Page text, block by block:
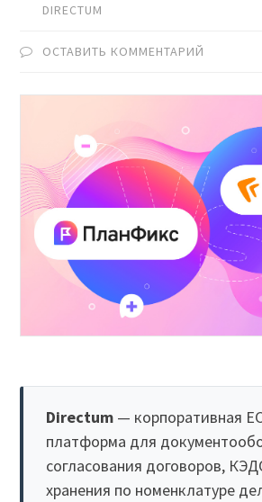
DIRECTUM
ОСТАВИТЬ КОММЕНТАРИЙ
Directum — корпоративная
платформа для
согласования договоров,
хранения по номенклатуре